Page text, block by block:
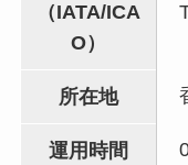
（IATA/ICA
O）
所在地
運用時間